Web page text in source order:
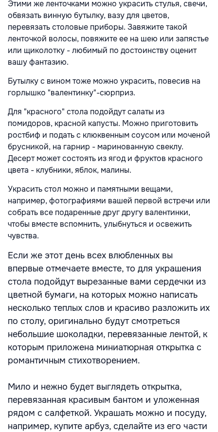
Этими же ленточками можно украсить стулья, свечи,
обвязать винную бутылку, вазу для цветов,
перевязать столовые приборы. Завяжите такой
ленточкой волосы, повяжите ее на шею или запястье
или щиколотку - любимый по достоинству оценит
вашу фантазию.
Бутылку с вином тоже можно украсить, повесив на
горлышко "валентинку"-сюрприз.
Для "красного" стола подойдут салаты из
помидоров, красной капусты. Можно приготовить
ростбиф и подать с клюквенным соусом или моченой
брусникой, на гарнир - маринованную свеклу.
Десерт может состоять из ягод и фруктов красного
цвета - клубники, яблок, малины.
Украсить стол можно и памятными вещами,
например, фотографиями вашей первой встречи или
собрать все подаренные друг другу валентинки,
чтобы вместе вспомнить, улыбнуться и освежить
чувства.
Если же этот день всех влюбленных вы
впервые отмечаете вместе, то для украшения
стола подойдут вырезанные вами сердечки из
цветной бумаги, на которых можно написать
несколько теплых слов и красиво разложить их
по столу, оригинально будут смотреться
небольшие шоколадки, перевязанные лентой, к
которым приложена миниатюрная открытка с
романтичным стихотворением.
Мило и нежно будет выглядеть открытка,
перевязанная красивым бантом и уложенная
рядом с салфеткой. Украшать можно и посуду,
например, купите арбуз, сделайте из его части